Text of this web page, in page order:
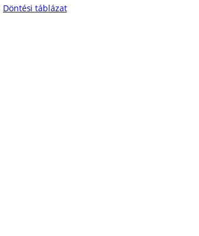
Döntési táblázat